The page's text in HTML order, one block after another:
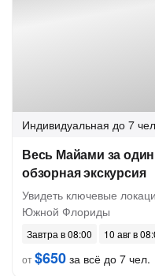
Индивидуальная до 7
Весь Майами за
обзорная экскурсия
Увидеть ключевые
Южной Флориды
Завтра в 08:00
10 авг в
от$650 за всё до 7 чел.